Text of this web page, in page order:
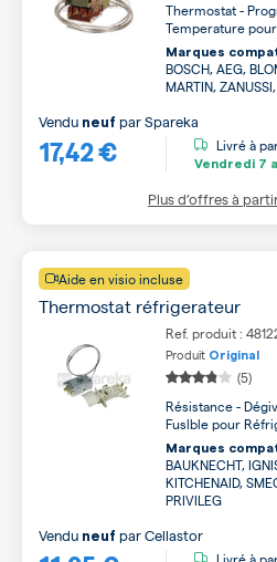
Thermostat -
Temperature
Marques
BOSCH, AEG,
MARTIN,
17,42 €
Vendu neuf parSpareka
Livré à
Vendredi 7
Plus d’offres à
Aide en visio incluse
Thermostat réfrigerateur
Ref. produit :
Produit Original
(5)
Résistance -
Fuslble pour
Marques
BAUKNECHT,
KITCHENAID,
PRIVILEG
Vendu neuf parCellastor
Livré à